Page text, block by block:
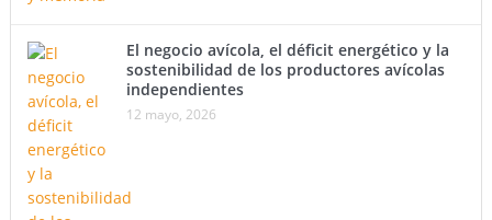
El negocio avícola, el déficit energético y la
sostenibilidad de los productores avícolas
independientes
12 mayo, 2026